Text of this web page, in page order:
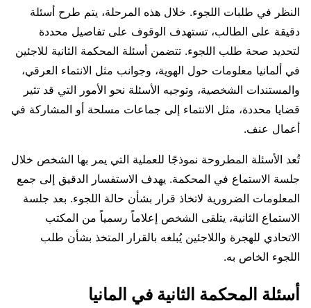
النظر في طلبات اللجوء. خلال هذه المرحلة، يتم طرح أسئلة
دقيقة على الطالب، تستهدف الوقوف على تفاصيل محددة
لتحديد صحة طلب اللجوء. تتضمن أسئلة المحكمة الثانية للاجئين
في ألمانيا معلومات حول الهوية، وجوانب مثل الانتماء العرقي،
والمستندات الشخصية، وتوجيه الأسئلة نحو الأمور التي قد تثير
قضايا محددة، مثل الانتماء إلى جماعات مسلحة أو المشاركة في
أعمال عنف.
تُعد الأسئلة المطروحة نموذجًا للعملية التي يمر بها الشخص خلال
جلسة الاستماع في المحكمة. يهدف الاستفسار الدقيق إلى جمع
المعلومات الضرورية لاتخاذ قرار بشأن حالة اللجوء. بعد جلسة
الاستماع الثانية، يتلقى الشخص إعلاماً رسمياً من المكتب
الاتحادي للهجرة واللاجئين يُبلغه بالقرار المتخذ بشأن طلب
اللجوء الخاص به.
أسئلة المحكمة الثانية في المانيا